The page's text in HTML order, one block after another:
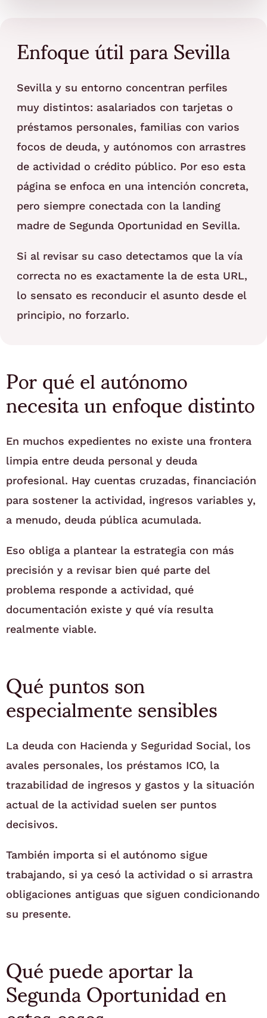
Enfoque útil para Sevilla
Sevilla y su entorno concentran perfiles
muy distintos: asalariados con tarjetas o
préstamos personales, familias con varios
focos de deuda, y autónomos con arrastres
de actividad o crédito público. Por eso esta
página se enfoca en una intención concreta,
pero siempre conectada con la landing
madre de Segunda Oportunidad en Sevilla.
Si al revisar su caso detectamos que la vía
correcta no es exactamente la de esta URL,
lo sensato es reconducir el asunto desde el
principio, no forzarlo.
Por qué el autónomo
necesita un enfoque distinto
En muchos expedientes no existe una frontera
limpia entre deuda personal y deuda
profesional. Hay cuentas cruzadas, financiación
para sostener la actividad, ingresos variables y,
a menudo, deuda pública acumulada.
Eso obliga a plantear la estrategia con más
precisión y a revisar bien qué parte del
problema responde a actividad, qué
documentación existe y qué vía resulta
realmente viable.
Qué puntos son
especialmente sensibles
La deuda con Hacienda y Seguridad Social, los
avales personales, los préstamos ICO, la
trazabilidad de ingresos y gastos y la situación
actual de la actividad suelen ser puntos
decisivos.
También importa si el autónomo sigue
trabajando, si ya cesó la actividad o si arrastra
obligaciones antiguas que siguen condicionando
su presente.
Qué puede aportar la
Segunda Oportunidad en